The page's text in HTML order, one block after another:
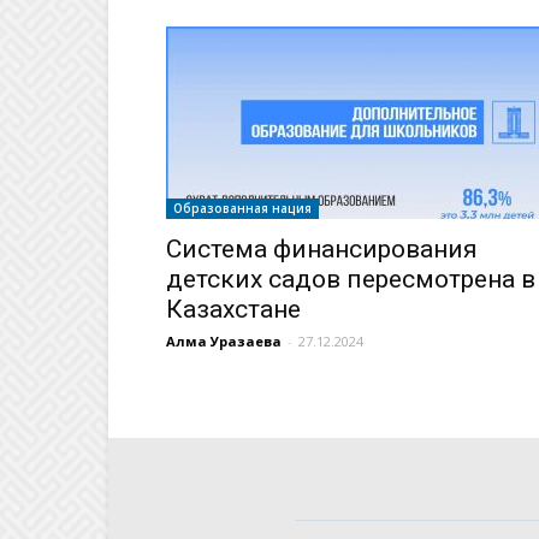
Образованная нация
Система финансирования
детских садов пересмотрена в
Казахстане
Алма Уразаева - 27.12.2024